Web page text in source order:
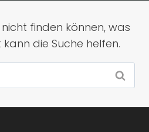
finden können, was
die Suche helfen.